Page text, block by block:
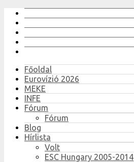
Főoldal
Eurovízió 2026
MEKE
INFE
Fórum
Fórum
Blog
Hírlista
Volt
ESC Hungary 2005-2014